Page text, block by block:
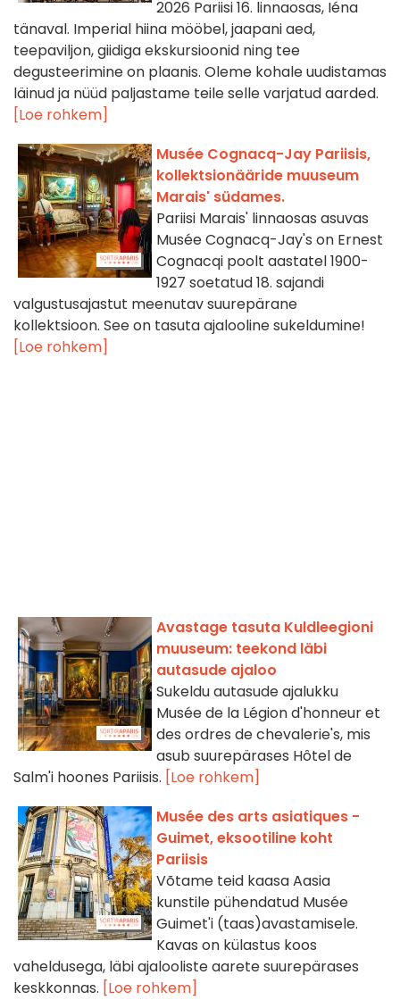
2026 Pariisi 16. linnaosas, Iéna
tänaval. Imperial hiina mööbel, jaapani aed,
teepaviljon, giidiga ekskursioonid ning tee
degusteerimine on plaanis. Oleme kohale uudistamas
läinud ja nüüd paljastame teile selle varjatud aarded.
[Loe rohkem]
Musée Cognacq-Jay Pariisis,
kollektsionääride muuseum
Marais' südames.
Pariisi Marais' linnaosas asuvas
Musée Cognacq-Jay's on Ernest
Cognacqi poolt aastatel 1900-
1927 soetatud 18. sajandi
valgustusajastut meenutav suurepärane
kollektsioon. See on tasuta ajalooline sukeldumine!
[Loe rohkem]
Avastage tasuta Kuldleegioni
muuseum: teekond läbi
autasude ajaloo
Sukeldu autasude ajalukku
Musée de la Légion d'honneur et
des ordres de chevalerie's, mis
asub suurepärases Hôtel de
Salm'i hoones Pariisis. [Loe rohkem]
Musée des arts asiatiques -
Guimet, eksootiline koht
Pariisis
Võtame teid kaasa Aasia
kunstile pühendatud Musée
Guimet'i (taas)avastamisele.
Kavas on külastus koos
vaheldusega, läbi ajalooliste aarete suurepärases
keskkonnas. [Loe rohkem]